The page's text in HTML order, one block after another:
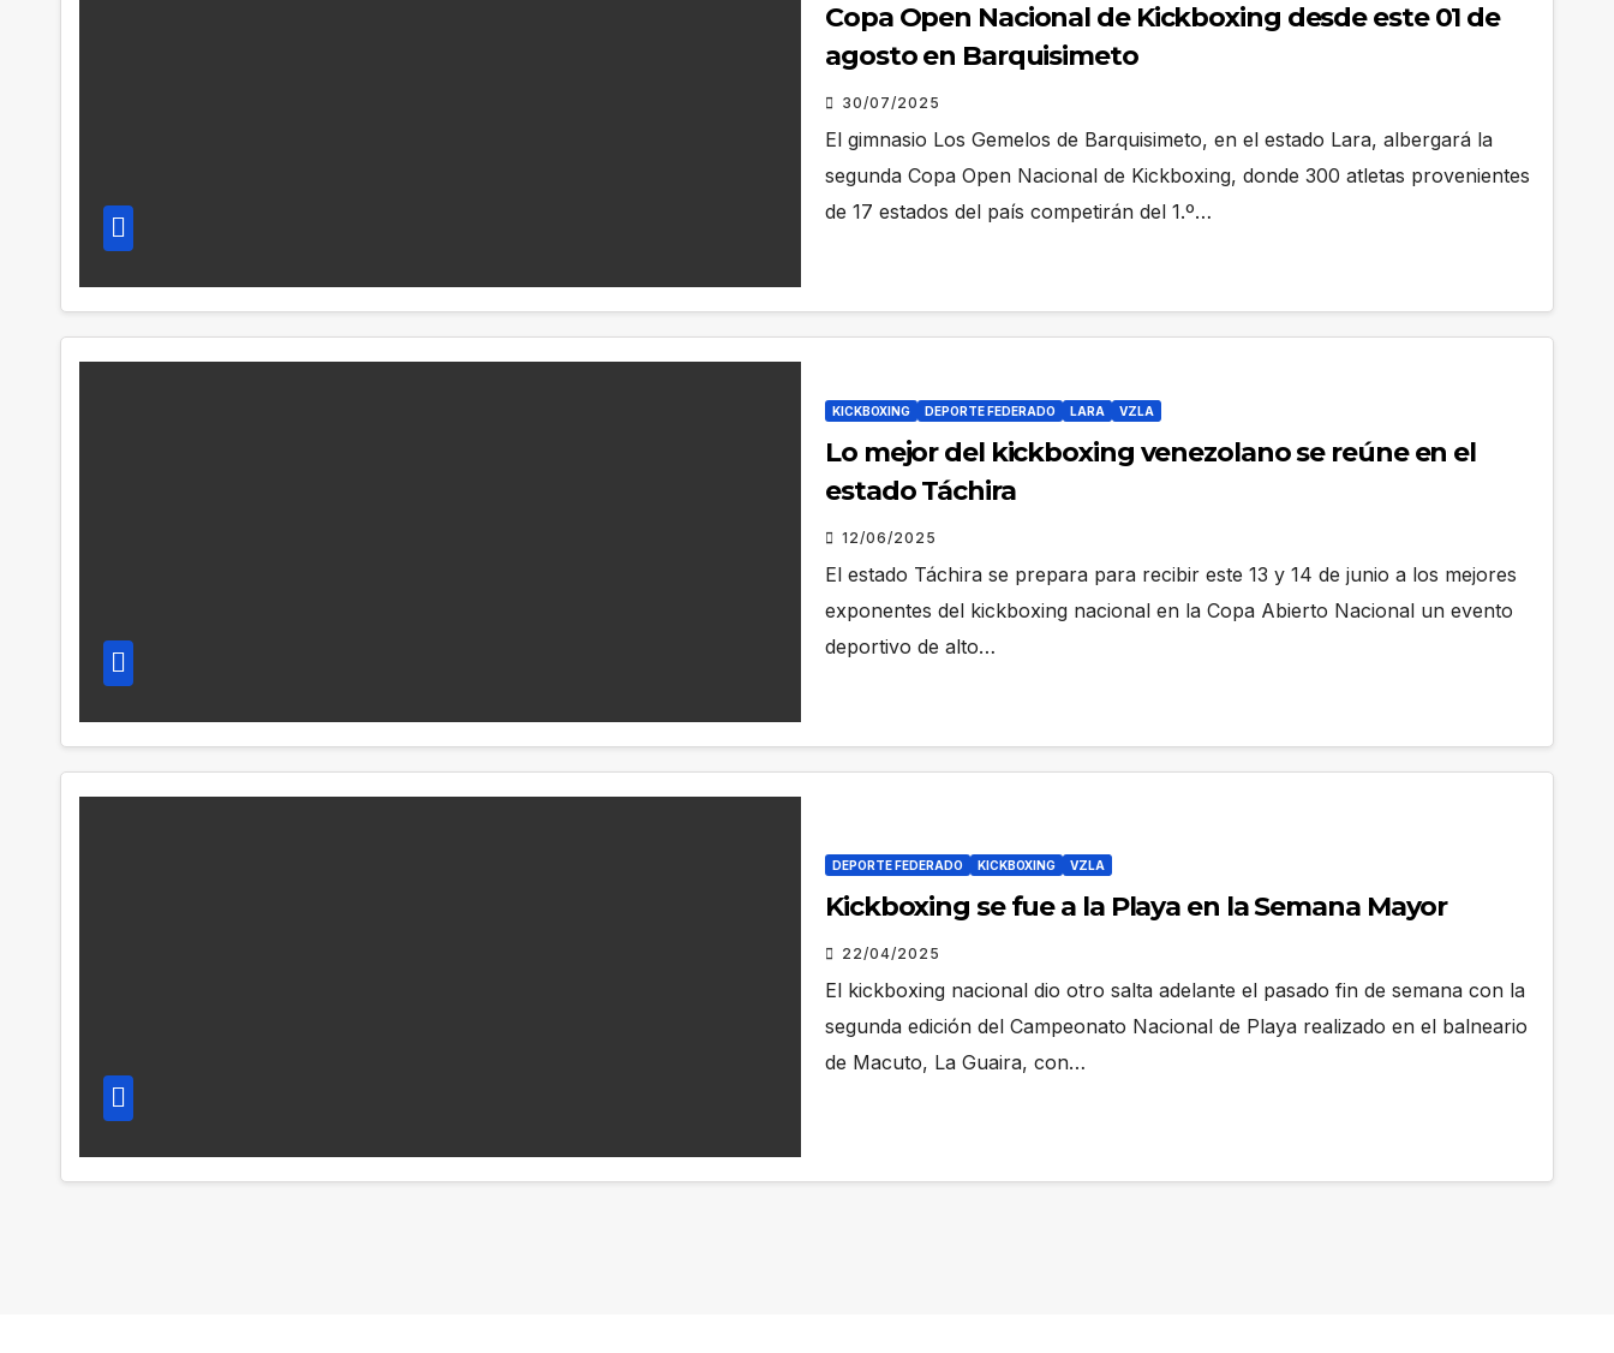
Copa Open Nacional de Kickboxing desde este 01 de
agosto en Barquisimeto
30/07/2025
El gimnasio Los Gemelos de Barquisimeto, en el estado Lara, albergará la
segunda Copa Open Nacional de Kickboxing, donde 300 atletas provenientes
de 17 estados del país competirán del 1.º…
KICKBOXING DEPORTE FEDERADO LARA VZLA
Lo mejor del kickboxing venezolano se reúne en el
estado Táchira
12/06/2025
El estado Táchira se prepara para recibir este 13 y 14 de junio a los mejores
exponentes del kickboxing nacional en la Copa Abierto Nacional un evento
deportivo de alto…
DEPORTE FEDERADO KICKBOXING VZLA
Kickboxing se fue a la Playa en la Semana Mayor
22/04/2025
El kickboxing nacional dio otro salta adelante el pasado fin de semana con la
segunda edición del Campeonato Nacional de Playa realizado en el balneario
de Macuto, La Guaira, con…